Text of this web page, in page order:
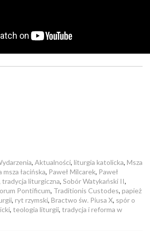
, Aktualności, liturgia katolicka, Msza
łacińska, Paweł Milcarek, Paweł
tradycja liturgiczna, Sobór Watykański II,
Pontificum, Traditionis Custodes, papież
, ryt rzymski, Bractwo św. Piusa X, spór o
, teologia liturgii, tradycja i reforma w